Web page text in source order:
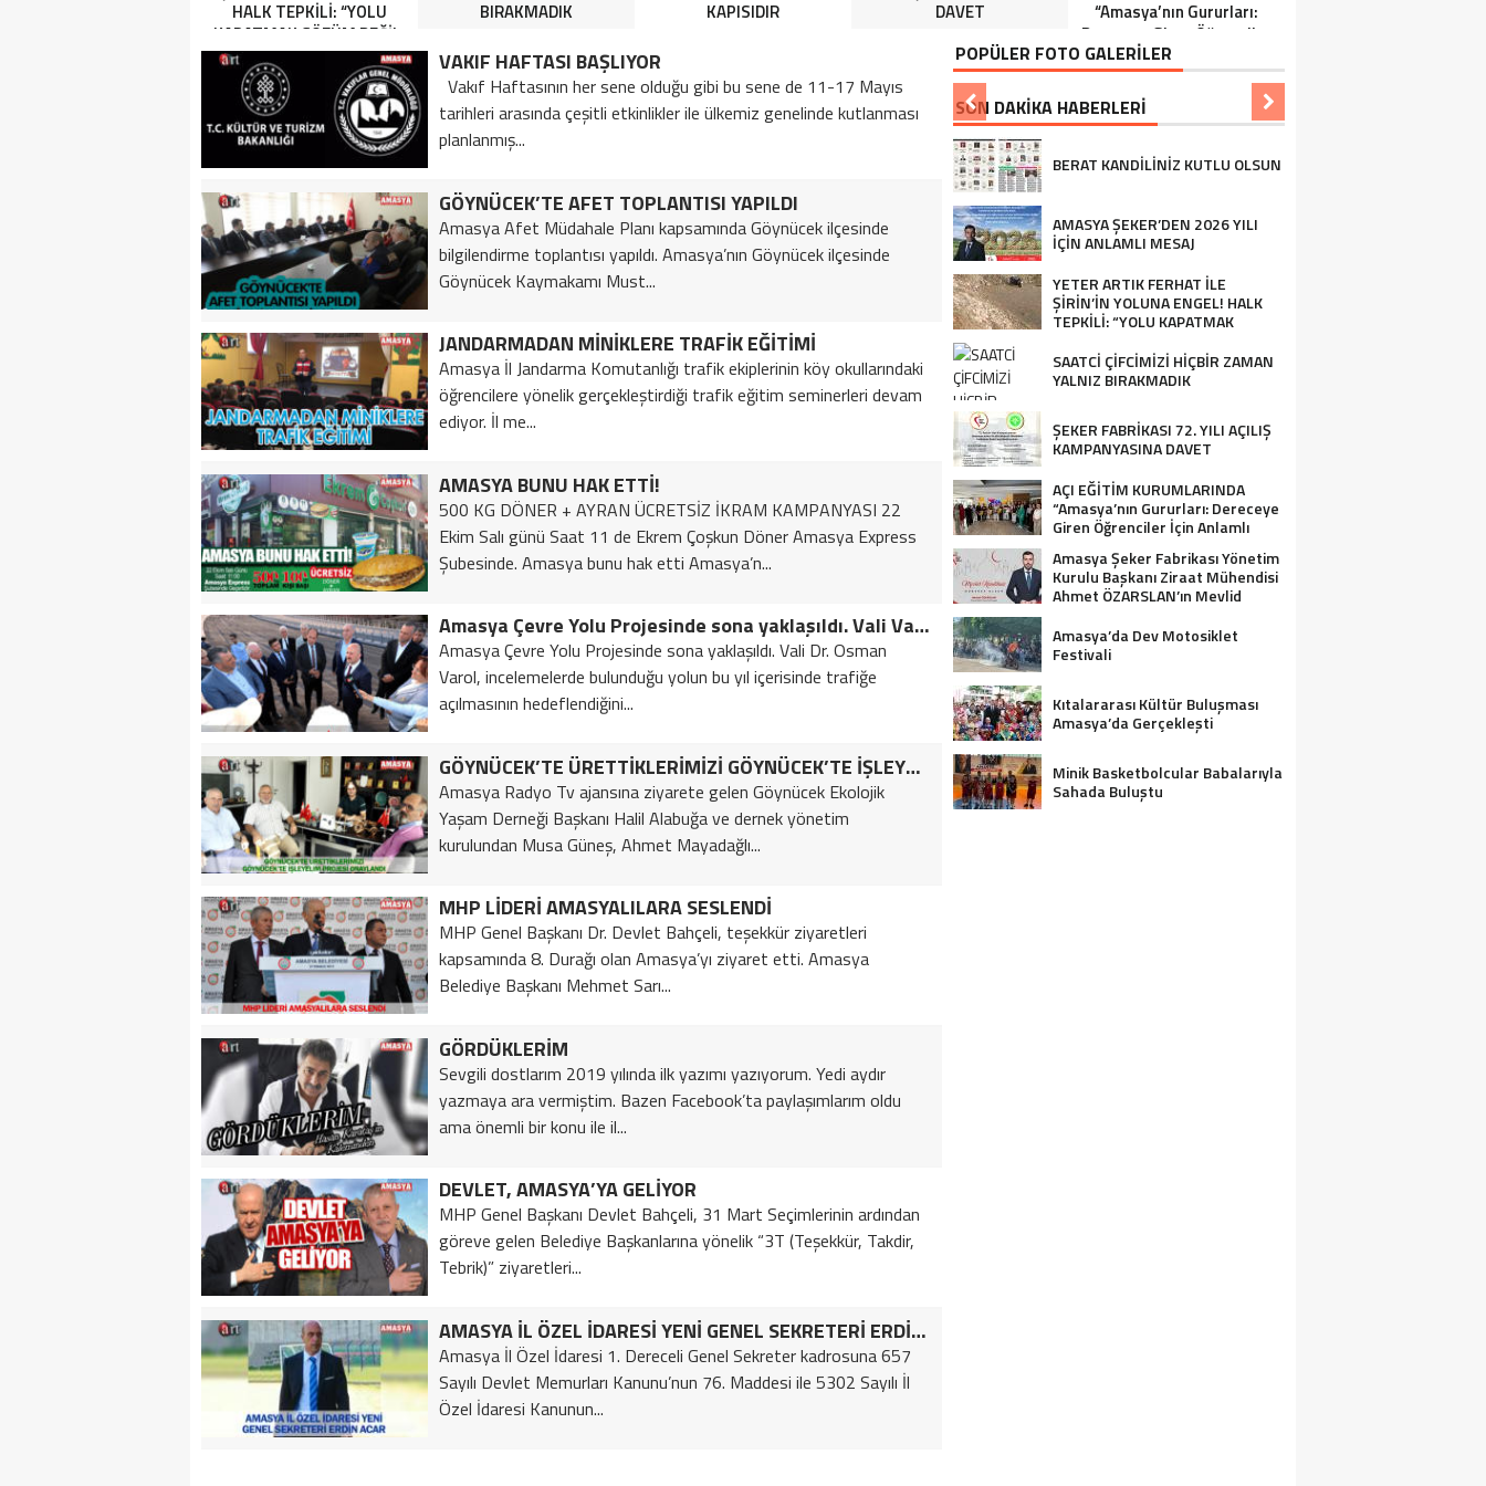
HALK TEPKİLİ: “YOLU
KAPATMAK ÇÖZÜM DEĞİL,
GÖREVİNİ YAP!”
BIRAKMADIK
KAPISIDIR
DAVET
“Amasya’nın Gururları:
Dereceye Giren Öğrenciler
İçin Anlamlı Tören”
VAKIF HAFTASI BAŞLIYOR
Vakıf Haftasının her sene olduğu gibi bu sene de 11-17 Mayıs
tarihleri arasında çeşitli etkinlikler ile ülkemiz genelinde kutlanması
planlanmış...
GÖYNÜCEK’TE AFET TOPLANTISI YAPILDI
Amasya Afet Müdahale Planı kapsamında Göynücek ilçesinde
bilgilendirme toplantısı yapıldı. Amasya’nın Göynücek ilçesinde
Göynücek Kaymakamı Must...
JANDARMADAN MİNİKLERE TRAFİK EĞİTİMİ
Amasya İl Jandarma Komutanlığı trafik ekiplerinin köy okullarındaki
öğrencilere yönelik gerçekleştirdiği trafik eğitim seminerleri devam
ediyor. İl me...
AMASYA BUNU HAK ETTİ!
500 KG DÖNER + AYRAN ÜCRETSİZ İKRAM KAMPANYASI 22
Ekim Salı günü Saat 11 de Ekrem Çoşkun Döner Amasya Express
Şubesinde. Amasya bunu hak etti Amasya’n...
Amasya Çevre Yolu Projesinde sona yaklaşıldı. Vali Varol, incelemelerde bulunduğu yolun bu yıl içerisinde trafiğe açılmasının hedeflendiğini belirtti.
Amasya Çevre Yolu Projesinde sona yaklaşıldı. Vali Dr. Osman
Varol, incelemelerde bulunduğu yolun bu yıl içerisinde trafiğe
açılmasının hedeflendiğini...
GÖYNÜCEK’TE ÜRETTİKLERİMİZİ GÖYNÜCEK’TE İŞLEYELİM PROJESİ ONAYLANDI
Amasya Radyo Tv ajansına ziyarete gelen Göynücek Ekolojik
Yaşam Derneği Başkanı Halil Alabuğa ve dernek yönetim
kurulundan Musa Güneş, Ahmet Mayadağlı...
MHP LİDERİ AMASYALILARA SESLENDİ
MHP Genel Başkanı Dr. Devlet Bahçeli, teşekkür ziyaretleri
kapsamında 8. Durağı olan Amasya’yı ziyaret etti. Amasya
Belediye Başkanı Mehmet Sarı...
GÖRDÜKLERİM
Sevgili dostlarım 2019 yılında ilk yazımı yazıyorum. Yedi aydır
yazmaya ara vermiştim. Bazen Facebook’ta paylaşımlarım oldu
ama önemli bir konu ile il...
DEVLET, AMASYA’YA GELİYOR
MHP Genel Başkanı Devlet Bahçeli, 31 Mart Seçimlerinin ardından
göreve gelen Belediye Başkanlarına yönelik “3T (Teşekkür, Takdir,
Tebrik)” ziyaretleri...
AMASYA İL ÖZEL İDARESİ YENİ GENEL SEKRETERİ ERDİN ACAR
Amasya İl Özel İdaresi 1. Dereceli Genel Sekreter kadrosuna 657
Sayılı Devlet Memurları Kanunu’nun 76. Maddesi ile 5302 Sayılı İl
Özel İdaresi Kanunun...
POPÜLER FOTO GALERİLER
SON DAKİKA HABERLERİ
BERAT KANDİLİNİZ KUTLU OLSUN
AMASYA ŞEKER’DEN 2026 YILI
İÇİN ANLAMLI MESAJ
YETER ARTIK FERHAT İLE
ŞİRİN’İN YOLUNA ENGEL! HALK
TEPKİLİ: “YOLU KAPATMAK
SAATCİ ÇİFCİMİZİ HİÇBİR ZAMAN
YALNIZ BIRAKMADIK
ŞEKER FABRİKASI 72. YILI AÇILIŞ
KAMPANYASINA DAVET
AÇI EĞİTİM KURUMLARINDA
“Amasya’nın Gururları: Dereceye
Giren Öğrenciler İçin Anlamlı
Amasya Şeker Fabrikası Yönetim
Kurulu Başkanı Ziraat Mühendisi
Ahmet ÖZARSLAN’ın Mevlid
Amasya’da Dev Motosiklet
Festivali
Kıtalararası Kültür Buluşması
Amasya’da Gerçekleşti
Minik Basketbolcular Babalarıyla
Sahada Buluştu